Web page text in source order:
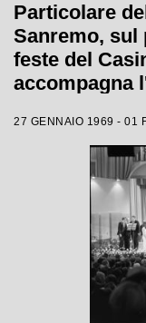
Particolare
Sanremo, sul
feste del
accompagna
27 GENNAIO 1969 - 01